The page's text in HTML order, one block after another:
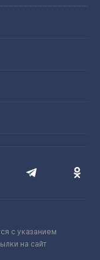
с указанием
на сайт